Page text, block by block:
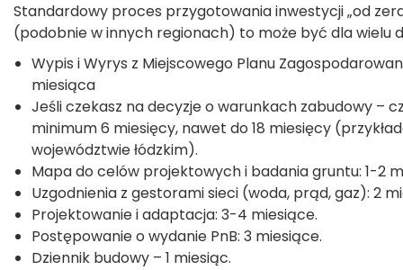
Standardowy proces przygotowania inwestycji „od
(podobnie w innych regionach) to może być dla wielu
Wypis i Wyrys z Miejscowego Planu
miesiąca
Jeśli czekasz na decyzje o warunkach zabudowy –
minimum 6 miesięcy, nawet do 18 miesięcy
województwie łódzkim).
Mapa do celów projektowych i badania gruntu: 1-2
Uzgodnienia z gestorami sieci (woda, prąd, gaz): 2
Projektowanie i adaptacja: 3-4 miesiące.
Postępowanie o wydanie PnB: 3 miesiące.
Dziennik budowy – 1 miesiąc.